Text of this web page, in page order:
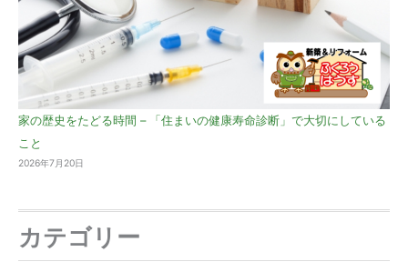
家の歴史をたどる時間 – 「住まいの健康寿命診断」で大切にしている
こと
2026年7月20日
カテゴリー